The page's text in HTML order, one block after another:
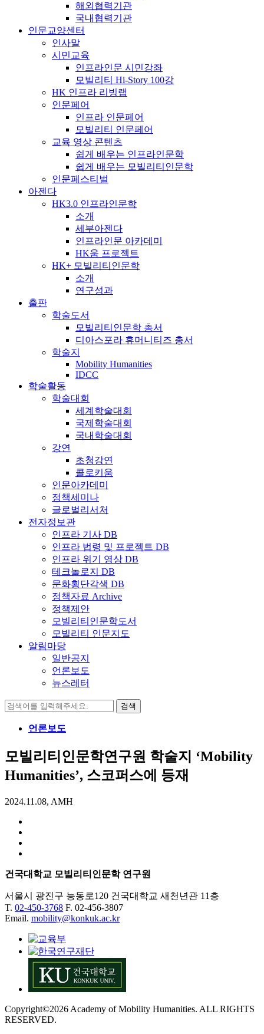
해외협력기관
국내협력기관
인문교양센터
인사말
시민교육
인프라인문 시민강좌
모빌리티 Hi-Story 100강
HK 인프라 리빙랩
인문페어
인프라 인문페어
모빌리티 인문페어
교육 영상 콘텐츠
쉽게 배우는 인프라인문학
쉽게 배우는 모빌리티인문학
인문페스티벌
아젠다
HK3.0 인프라인문학
소개
세부아젠다
인프라인문 아카데미
HK움 프로젝트
HK+ 모빌리티인문학
소개
연구성과
출판
학술도서
모빌리티인문학 총서
디아스포라 휴머니티즈 총서
학술지
Mobility Humanities
IDCC
학술활동
학술대회
세계학술대회
국제학술대회
국내학술대회
강연
초청강연
콜로키움
인문아카데미
정책세미나
글로벌리서처
전자정보관
인프라 기사 DB
인프라 법령 및 프로젝트 DB
인프라 위기 영상 DB
테크놀로지 DB
문화횡단각색 DB
정책자료 Archive
정책제안
모빌리티인문학도서
모빌리티 인문지도
알림마당
일반공지
언론보도
뉴스레터
검
언론보도
모빌리티인문학연구원 학술지 ‘Mobility
Humanities’, 스코퍼스에 등재
2024.11.08, AMH
건국대학교 모빌리티인문학 연구원
서울시 광진구 능동로120 건국대학교 새천년관 11층
T. 02-450-3768 F. 02-456-3807
Email. mobility@konkuk.ac.kr
Copyright©2026 Academy of Mobility Humanities. ALL RIGHTS
RESERVED.